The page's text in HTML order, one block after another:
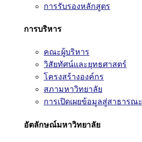
การรับรองหลักสูตร
การบริหาร
คณะผู้บริหาร
วิสัยทัศน์และยุทธศาสตร์
โครงสร้างองค์กร
สภามหาวิทยาลัย
การเปิดเผยข้อมูลสู่สาธารณะ
อัตลักษณ์มหาวิทยาลัย